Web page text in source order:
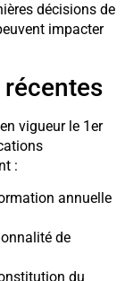
décisions de
impacter
vigueur le 1er
:
annuelle
de
du